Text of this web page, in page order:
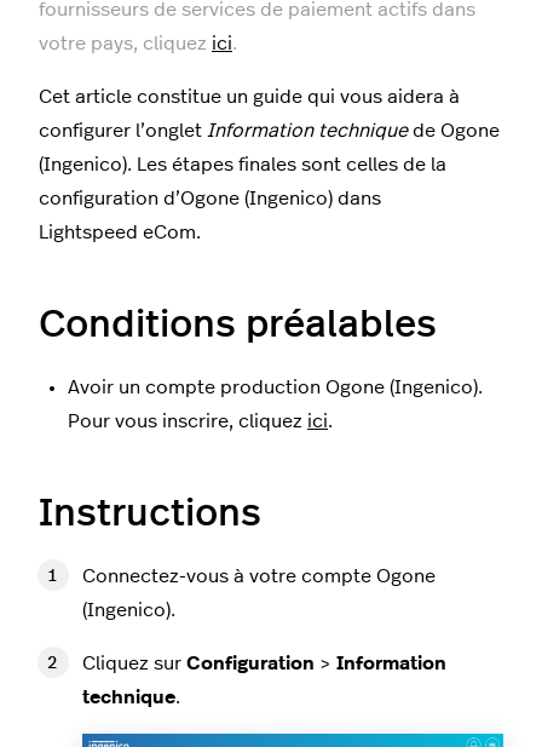
fournisseurs de services de paiement actifs dans
votre pays, cliquez ici.
Cet article constitue un guide qui vous aidera à
configurer l’onglet Information techniquede Ogone
(Ingenico). Les étapes finales sont celles de la
configuration d’Ogone (Ingenico) dans
Lightspeed eCom.
Conditions préalables
Avoir un compte production Ogone (Ingenico).
Pour vous inscrire, cliquez ici.
Instructions
Connectez-vous à votre compte Ogone
(Ingenico).
Cliquez sur Configuration > Information
technique.